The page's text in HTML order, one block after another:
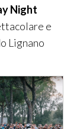
Night
e
Lignano